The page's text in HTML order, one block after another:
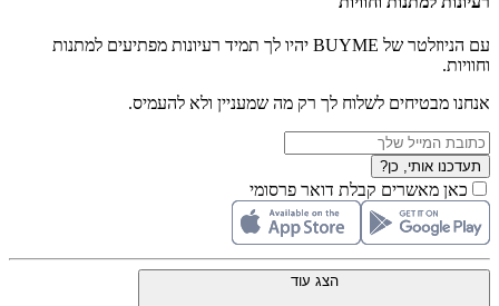
עם הניוזלטר של BUYME יהיו לך תמיד רעיונות מפתיעים למתנות
וחוויות.
אנחנו מבטיחים לשלוח לך רק מה שמעניין ולא להעמיס.
תעדכנו אותי, כן?
כאן מאשרים קבלת דואר פרסומי
הצג עוד